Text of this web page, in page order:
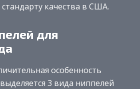
стандарту качества в США.
для
особенность
3 вида ниппелей